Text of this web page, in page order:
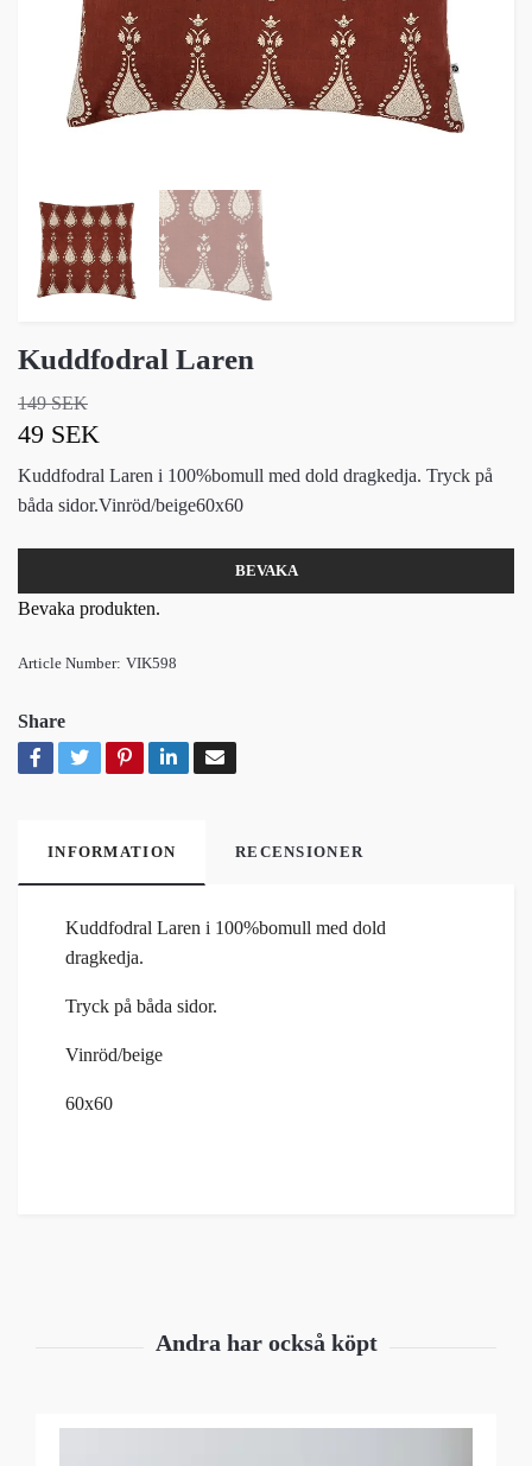
Kuddfodral Laren
149 SEK
49 SEK
Kuddfodral Laren i 100%bomull med dold dragkedja. Tryck på
båda sidor.Vinröd/beige60x60
BEVAKA
Bevaka produkten.
Article Number: VIK598
Share
INFORMATION RECENSIONER
Kuddfodral Laren i 100%bomull med dold
dragkedja.
Tryck på båda sidor.
Vinröd/beige
60x60